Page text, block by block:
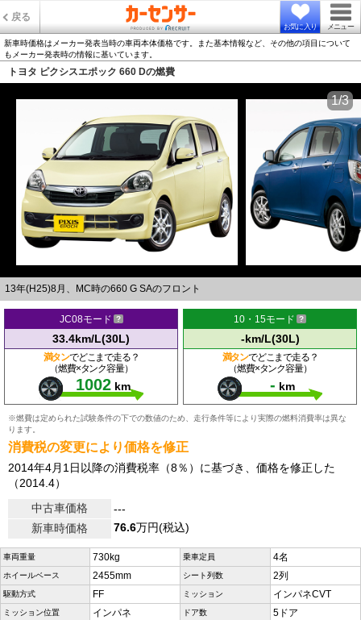
戻る
お気に入り メニュー
新車時価格はメーカー発表当時の車両本体価格です。また基本情報など、その他の項目について
もメーカー発表時の情報に基いています。
トヨタ ピクシスエポック 660 Dの燃費
13年(H25)8月、MC時の660 G SAのフロント
1/3
JC08モード
33.4km/L(30L)
満タンでどこまで走る？
（燃費×タンク容量）
1002 km
10・15モード
-km/L(30L)
満タンでどこまで走る？
（燃費×タンク容量）
- km
※燃費は定められた試験条件の下での数値のため、走行条件等により実際の燃料消費率は異な
ります。
消費税の変更により価格を修正
2014年4月1日以降の消費税率（8％）に基づき、価格を修正した
（2014.4）
中古車価格
---
新車時価格
76.6万円(税込)
車両重量 730kg 乗車定員 4名
ホイールベース 2455mm シート列数 2列
駆動方式 FF ミッション インパネCVT
ミッション位置 インパネ ドア数 5ドア